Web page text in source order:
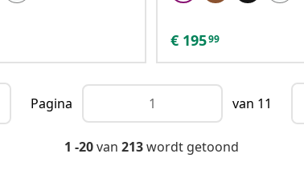
€ 19599
Pagina van 11
1 -20van 213wordt getoond